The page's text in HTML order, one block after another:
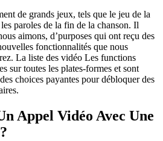
de grands jeux, tels que le jeu de la
paroles de la fin de la chanson. Il
aimons, d’purposes qui ont reçu des
fonctionnalités que nous
La liste des vidéo Les functions
sur toutes les plates-formes et sont
choices payantes pour débloquer des
Appel Vidéo Avec Une